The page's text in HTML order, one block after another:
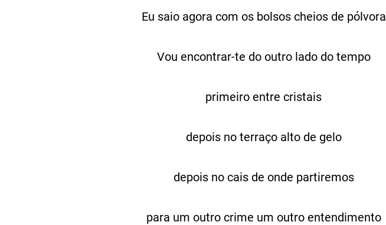
Eu saio agora com os bolsos cheios de pólvora
Vou encontrar-te do outro lado do tempo
primeiro entre cristais
depois no terraço alto de gelo
depois no cais de onde partiremos
para um outro crime um outro entendimento